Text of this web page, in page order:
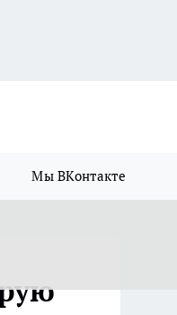
Мы ВКонтакте